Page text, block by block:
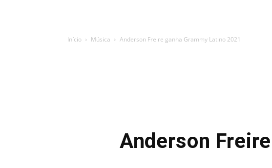
Início Música Anderson Freire ganha Grammy Latino 2021
Anderson